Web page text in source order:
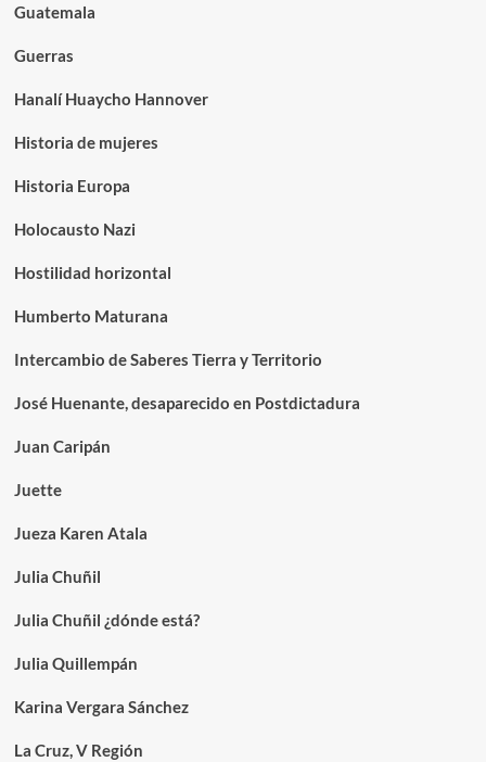
Guatemala
Guerras
Hanalí Huaycho Hannover
Historia de mujeres
Historia Europa
Holocausto Nazi
Hostilidad horizontal
Humberto Maturana
Intercambio de Saberes Tierra y Territorio
José Huenante, desaparecido en Postdictadura
Juan Caripán
Juette
Jueza Karen Atala
Julia Chuñil
Julia Chuñil ¿dónde está?
Julia Quillempán
Karina Vergara Sánchez
La Cruz, V Región